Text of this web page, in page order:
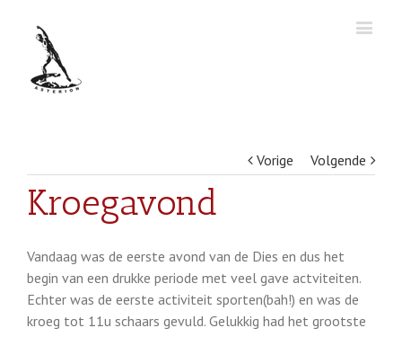
Vorige Volgende
Kroegavond
Vandaag was de eerste avond van de Dies en dus het
begin van een drukke periode met veel gave actviteiten.
Echter was de eerste activiteit sporten(bah!) en was de
kroeg tot 11u schaars gevuld. Gelukkig had het grootste